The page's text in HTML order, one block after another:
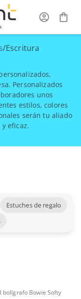
/Escritura
Personalizados
unos
estilos, colores
serán tu aliado
eficaz.
Estuches de regalo
bolígrafo Bowie Softy